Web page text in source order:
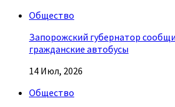
Общество
Запорожский губернатор
гражданские автобусы
14 Июл, 2026
Общество